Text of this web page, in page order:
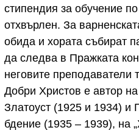
стипендия за обучение
отхвърлен. За
обида и хората събират
да следва в Пражката
неговите преподаватели
Добри Христов е автор
Златоуст (1925 и 1934)
бдение (1935 – 1939), на